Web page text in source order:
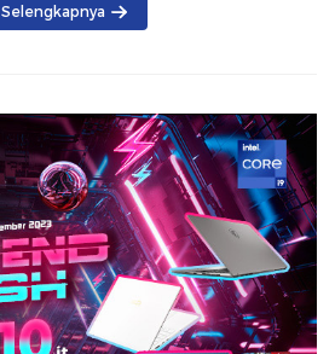
Selengkapnya